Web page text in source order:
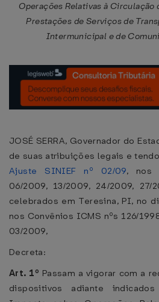
Operações Relativas à Circulação
Prestações de Serviços de
Intermunicipal e de
JOSÉ SERRA, Governador do
de suas atribuições legais e
Ajuste SINIEF nº 02/09, nos
06/2009, 13/2009, 24/2009,
celebrados em Teresina, PI, no
nos Convênios ICMS nºs 126/
03/2009,
Decreta:
Art. 1º Passam a vigorar com a
dispositivos adiante